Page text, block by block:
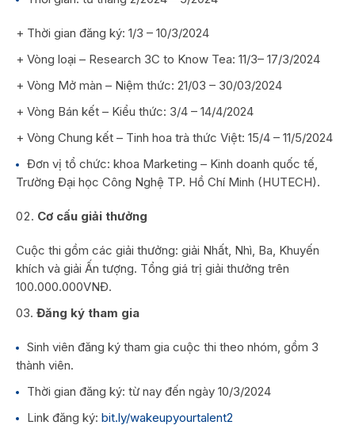
+ Thời gian đăng ký: 1/3 – 10/3/2024
+ Vòng loại – Research 3C to Know Tea: 11/3– 17/3/2024
+ Vòng Mở màn – Niệm thức: 21/03 – 30/03/2024
+ Vòng Bán kết – Kiểu thức: 3/4 – 14/4/2024
+ Vòng Chung kết – Tinh hoa trà thức Việt: 15/4 – 11/5/2024
Đơn vị tổ chức: khoa Marketing – Kinh doanh quốc tế,
Trường Đại học Công Nghệ TP. Hồ Chí Minh (HUTECH).
Cơ cấu giải thưởng
Cuộc thi gồm các giải thưởng: giải Nhất, Nhì, Ba, Khuyến
khích và giải Ấn tượng. Tổng giá trị giải thưởng trên
100.000.000VNĐ.
Đăng ký tham gia
Sinh viên đăng ký tham gia cuộc thi theo nhóm, gồm 3
thành viên.
Thời gian đăng ký: từ nay đến ngày 10/3/2024
Link đăng ký: bit.ly/wakeupyourtalent2